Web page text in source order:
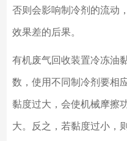
否则会影响制冷剂的流动
效果差的后果。
有机废气回收装置冷冻油
数，使用不同制冷剂要相
黏度过大，会使机械摩擦
大。反之，若黏度过小，